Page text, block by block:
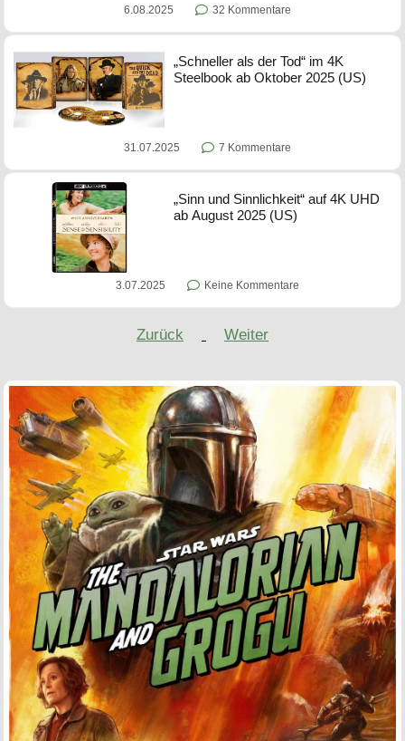
6.08.2025 32 Kommentare
„Schneller als der Tod“ im 4K
Steelbook ab Oktober 2025 (US)
31.07.2025 7 Kommentare
„Sinn und Sinnlichkeit“ auf 4K UHD
ab August 2025 (US)
3.07.2025 Keine Kommentare
Zurück Weiter